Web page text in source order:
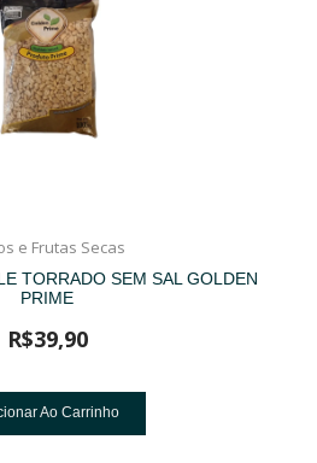
e Frutas Secas
TORRADO SEM SAL GOLDEN
PRIME
R$39,90
Ao Carrinho